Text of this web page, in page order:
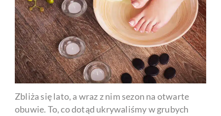
Zbliża się lato, a wraz z nim sezon na otwarte
obuwie. To, co dotąd ukrywaliśmy w grubych